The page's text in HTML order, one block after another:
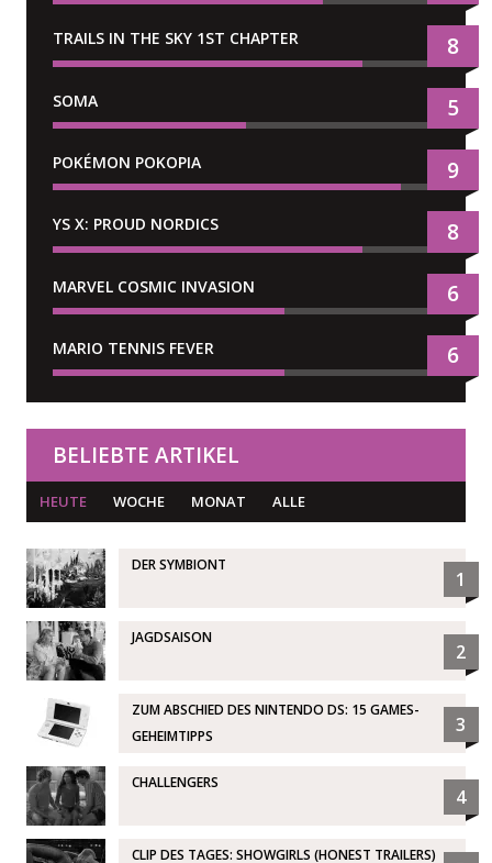
TRAILS IN THE SKY 1ST CHAPTER 8
SOMA 5
POKÉMON POKOPIA 9
YS X: PROUD NORDICS 8
MARVEL COSMIC INVASION 6
MARIO TENNIS FEVER 6
BELIEBTE ARTIKEL
HEUTE WOCHE MONAT ALLE
DER SYMBIONT
1
JAGDSAISON
2
ZUM ABSCHIED DES NINTENDO DS: 15 GAMES-
GEHEIMTIPPS
3
CHALLENGERS
4
CLIP DES TAGES: SHOWGIRLS (HONEST TRAILERS)